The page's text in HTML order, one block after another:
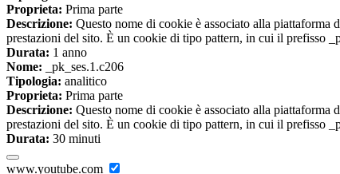
Proprieta: Prima parte
Descrizione: Questo nome di cookie è associato alla
prestazioni del sito. È un cookie di tipo pattern, in cui il prefisso
Durata: 1 anno
Nome: _pk_ses.1.c206
Tipologia: analitico
Proprieta: Prima parte
Descrizione: Questo nome di cookie è associato alla
prestazioni del sito. È un cookie di tipo pattern, in cui il prefisso
Durata: 30 minuti
www.youtube.com